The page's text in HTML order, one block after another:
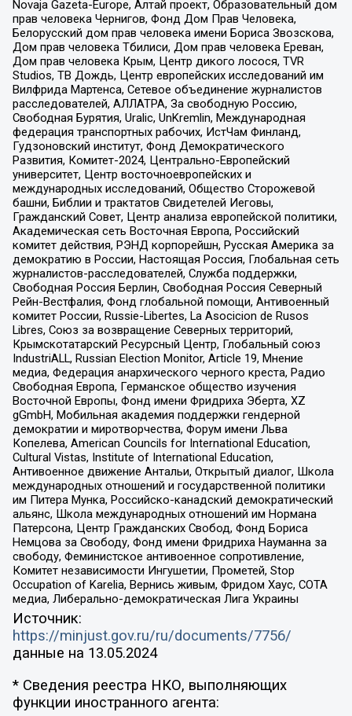
Novaja Gazeta-Europe, Алтай проект, Образовательный дом
прав человека Чернигов, Фонд Дом Прав Человека,
Белорусский дом прав человека имени Бориса Звозскова,
Дом прав человека Тбилиси, Дом прав человека Ереван,
Дом прав человека Крым, Центр дикого лосося, TVR
Studios, ТВ Дождь, Центр европейских исследований им
Вилфрида Мартенса, Сетевое объединение журналистов
расследователей, АЛЛАТРА, За свободную Россию,
Свободная Бурятия, Uralic, UnKremlin, Международная
федерация транспортных рабочих, ИстЧам Финланд,
Гудзоновский институт, Фонд Демократического
Развития, Комитет-2024, Центрально-Европейский
университет, Центр восточноевропейских и
международных исследований, Общество Сторожевой
башни, Библии и трактатов Свидетелей Иеговы,
Гражданский Совет, Центр анализа европейской политики,
Академическая сеть Восточная Европа, Российский
комитет действия, РЭНД корпорейшн, Русская Америка за
демократию в России, Настоящая Россия, Глобальная сеть
журналистов-расследователей, Служба поддержки,
Свободная Россия Берлин, Свободная Россия Северный
Рейн-Вестфалия, Фонд глобальной помощи, Антивоенный
комитет России, Russie-Libertes, La Asocicion de Rusos
Libres, Союз за возвращение Северных территорий,
Крымскотатарский Ресурсный Центр, Глобальный союз
IndustriALL, Russian Election Monitor, Article 19, Мнение
медиа, Федерация анархического черного креста, Радио
Свободная Европа, Германское общество изучения
Восточной Европы, Фонд имени Фридриха Эберта, XZ
gGmbH, Мобильная академия поддержки гендерной
демократии и миротворчества, Форум имени Льва
Копелева, American Councils for International Education,
Cultural Vistas, Institute of International Education,
Антивоенное движение Антальи, Открытый диалог, Школа
международных отношений и государственной политики
им Питера Мунка, Российско-канадский демократический
альянс, Школа международных отношений им Нормана
Патерсона, Центр Гражданских Свобод, Фонд Бориса
Немцова за Свободу, Фонд имени Фридриха Науманна за
свободу, Феминистское антивоенное сопротивление,
Комитет независимости Ингушетии, Прометей, Stop
Occupation of Karelia, Вернись живым, Фридом Хаус, СОТА
медиа, Либерально-демократическая Лига Украины
Источник:
https://minjust.gov.ru/ru/documents/7756/
данные на 13.05.2024
* Сведения реестра НКО, выполняющих
функции иностранного агента: